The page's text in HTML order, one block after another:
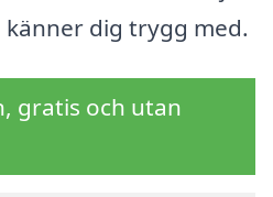
dig trygg med.
gratis och utan